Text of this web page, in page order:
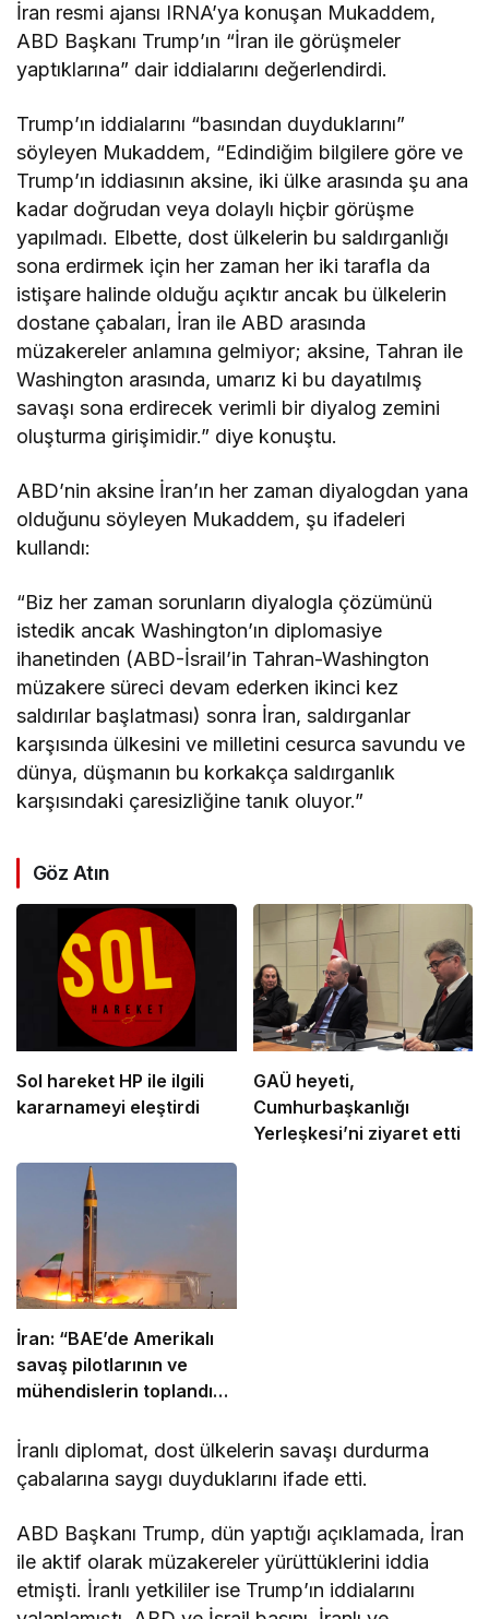
İran resmi ajansı IRNA’ya konuşan Mukaddem,
ABD Başkanı Trump’ın “İran ile görüşmeler
yaptıklarına” dair iddialarını değerlendirdi.
Trump’ın iddialarını “basından duyduklarını”
söyleyen Mukaddem, “Edindiğim bilgilere göre ve
Trump’ın iddiasının aksine, iki ülke arasında şu ana
kadar doğrudan veya dolaylı hiçbir görüşme
yapılmadı. Elbette, dost ülkelerin bu saldırganlığı
sona erdirmek için her zaman her iki tarafla da
istişare halinde olduğu açıktır ancak bu ülkelerin
dostane çabaları, İran ile ABD arasında
müzakereler anlamına gelmiyor; aksine, Tahran ile
Washington arasında, umarız ki bu dayatılmış
savaşı sona erdirecek verimli bir diyalog zemini
oluşturma girişimidir.” diye konuştu.
ABD’nin aksine İran’ın her zaman diyalogdan yana
olduğunu söyleyen Mukaddem, şu ifadeleri
kullandı:
“Biz her zaman sorunların diyalogla çözümünü
istedik ancak Washington’ın diplomasiye
ihanetinden (ABD-İsrail’in Tahran-Washington
müzakere süreci devam ederken ikinci kez
saldırılar başlatması) sonra İran, saldırganlar
karşısında ülkesini ve milletini cesurca savundu ve
dünya, düşmanın bu korkakça saldırganlık
karşısındaki çaresizliğine tanık oluyor.”
Göz Atın
Sol hareket HP ile ilgili
kararnameyi eleştirdi
GAÜ heyeti,
Cumhurbaşkanlığı
Yerleşkesi’ni ziyaret etti
İran: “BAE’de Amerikalı
savaş pilotlarının ve
mühendislerin toplandığı
vuruldu”
İranlı diplomat, dost ülkelerin savaşı durdurma
çabalarına saygı duyduklarını ifade etti.
ABD Başkanı Trump, dün yaptığı açıklamada, İran
ile aktif olarak müzakereler yürüttüklerini iddia
etmişti. İranlı yetkililer ise Trump’ın iddialarını